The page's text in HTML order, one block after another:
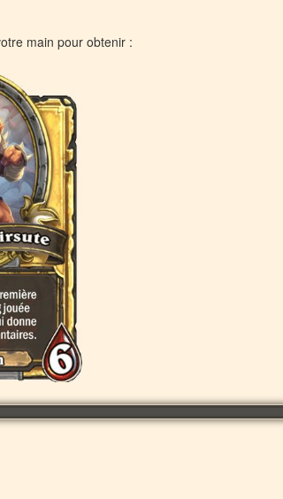
main pour obtenir :